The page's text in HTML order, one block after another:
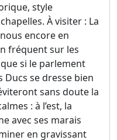
style
À visiter : La
encore en
fréquent sur les
si le parlement
Ducs se dresse bien
sans doute la
: à l’est, la
avec ses marais
en gravissant